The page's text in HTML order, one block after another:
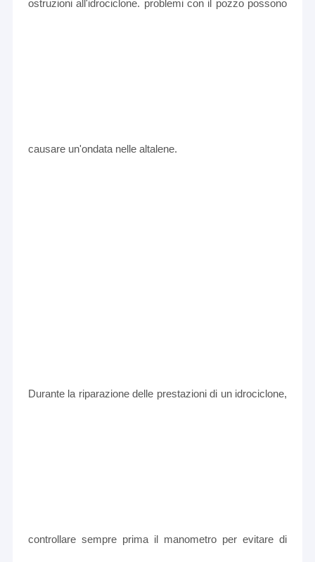
ostruzioni all'idrociclone. problemi con il pozzo possono
causare un'ondata nelle altalene.
Durante la riparazione delle prestazioni di un idrociclone,
controllare sempre prima il manometro per evitare di